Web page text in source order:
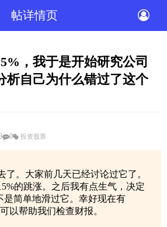
帖详情页
，我于是开始研究公司
析自己为什么错过了这个
0 投资股票
了。大家前几天已经讨论过它了。
的跳涨。之后我有点生气，决定
是简单地滑过它。幸好现在有
以帮助我们检查财报。